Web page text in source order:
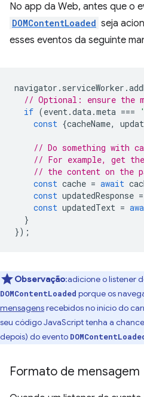
No app da Web, antes que o
DOMContentLoaded seja
esses eventos da seguinte
navigator . serviceWorker .
// Optional: ensure the
if (event.data.meta ===
const {cacheName,
// Do something with
// For example, get the
// the content on the
const cache = await
const updatedResponse =
const updatedText =
}
});
Observação:adicione o listener
DOMContentLoaded porque os
mensagensrecebidos no início do
seu código JavaScript tenha a
depois) do evento
Formato de mensagem